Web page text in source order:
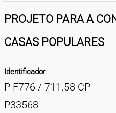
CONTATOS
PROJETO PARA A
CASAS POPULARES
Identificador
P F776 / 711.58 CP
P33568